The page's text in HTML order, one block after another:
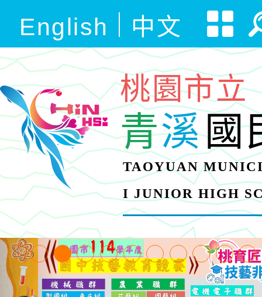
English 中文
桃園市立
青溪國
TAOYUAN
I JUNIOR HIGH